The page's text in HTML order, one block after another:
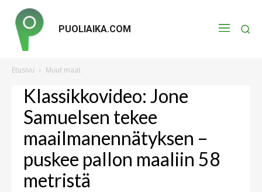
PUOLIAIKA.COM
Etusivu Muut maat
Klassikkovideo: Jone
Samuelsen tekee
maailmanennätyksen –
puskee pallon maaliin 58
metristä